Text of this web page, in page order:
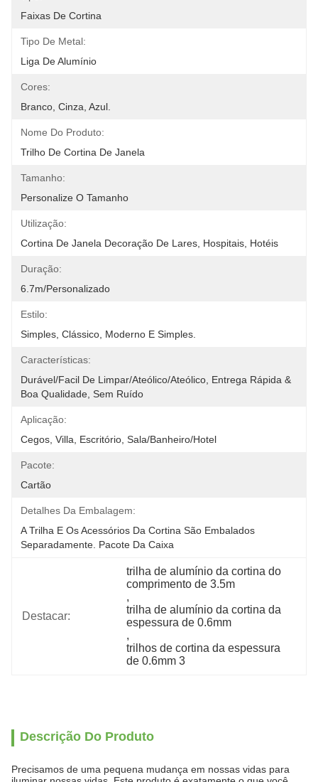
Faixas De Cortina
Tipo De Metal:
Liga De Alumínio
Cores:
Branco, Cinza, Azul.
Nome Do Produto:
Trilho De Cortina De Janela
Tamanho:
Personalize O Tamanho
Utilização:
Cortina De Janela Decoração De Lares, Hospitais, Hotéis
Duração:
6.7m/personalizado
Estilo:
Simples, Clássico, Moderno E Simples.
Características:
Durável/Facil De Limpar/Ateólico/Ateólico, Entrega Rápida &
Boa Qualidade, Sem Ruído
Aplicação:
Cegos, Villa, Escritório, Sala/banheiro/hotel
Pacote:
Cartão
Detalhes Da Embalagem:
A Trilha E Os Acessórios Da Cortina São Embalados
Separadamente. Pacote Da Caixa
Destacar:
trilha de alumínio da cortina do
comprimento de 3.5m
,
trilha de alumínio da cortina da
espessura de 0.6mm
,
trilhos de cortina da espessura
de 0.6mm 3
Descrição Do Produto
Precisamos de uma pequena mudança em nossas vidas para